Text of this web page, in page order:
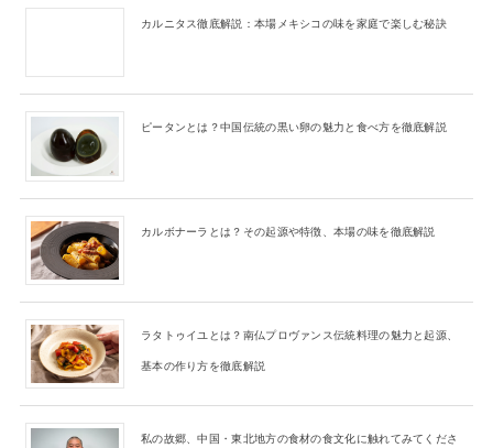
カルニタス徹底解説：本場メキシコの味を家庭で楽しむ秘訣
ピータンとは？中国伝統の黒い卵の魅力と食べ方を徹底解説
カルボナーラとは？その起源や特徴、本場の味を徹底解説
ラタトゥイユとは？南仏プロヴァンス伝統料理の魅力と起源、
基本の作り方を徹底解説
私の故郷、中国・東北地方の食材の食文化に触れてみてくださ